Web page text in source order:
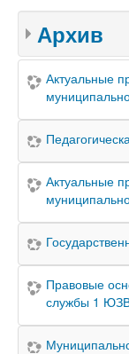
Архив
Актуальные
Актуальные
Правовые
службы 1